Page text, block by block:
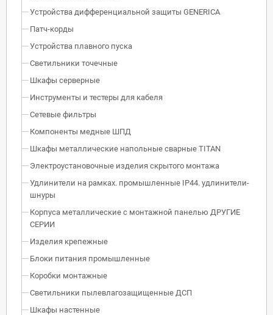
Устройства дифференциальной защиты GENERICA
Патч-корды
Устройства плавного пуска
Светильники точечные
Шкафы серверные
Инструменты и тестеры для кабеля
Сетевые фильтры
Компоненты медные ШПД
Шкафы металлические напольные сварные TITAN
Электроустановочные изделия скрытого монтажа
Удлинители на рамках. промышленные IP44. удлинители-
шнуры
Корпуса металлические с монтажной панелью ДРУГИЕ
СЕРИИ
Изделия крепежные
Блоки питания промышленные
Коробки монтажные
Светильники пылевлагозащищенные ДСП
Шкафы настенные